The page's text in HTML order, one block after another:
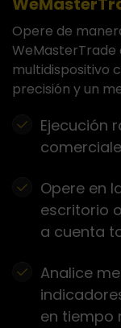
Opere de
multidispositivo
precisión y un
Ejecución
Opere en
escritorio
a cuenta
Analice
en tiempo